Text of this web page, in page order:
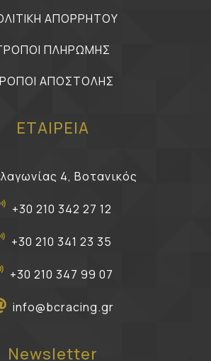
ΑΠΟΡΡΗΤΟΥ
ΠΛΗΡΩΜΗΣ
ΑΠΟΣΤΟΛΗΣ
ΕΤΑΙΡΕΙΑ
4, Βοτανικός
+30 210 342 27 12
+30 210 341 23 35
+30 210 347 99 07
info@bcracing.gr
Newsletter